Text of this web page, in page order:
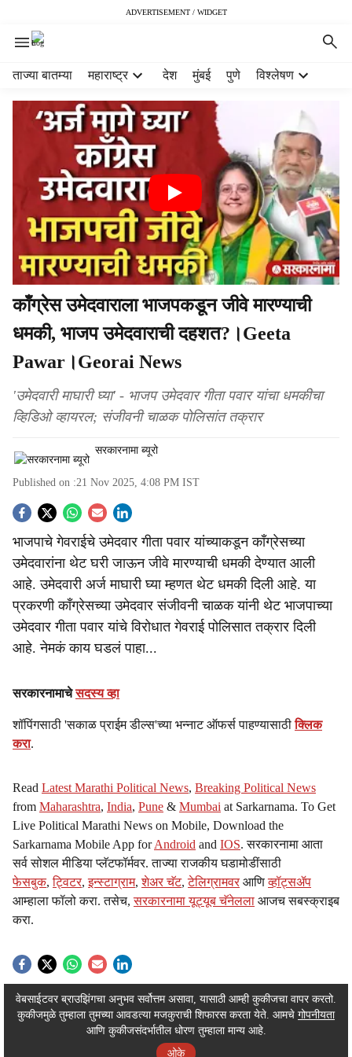
ADVERTISEMENT / WIDGET
ताज्या बातम्या महाराष्ट्र देश मुंबई पुणे विश्लेषण
काँग्रेस उमेदवाराला भाजपकडून जीवे मारण्याची
धमकी, भाजप उमेदवाराची दहशत?।Geeta
Pawar।Georai News
'उमेदवारी माघारी घ्या' - भाजप उमेदवार गीता पवार यांचा धमकीचा
व्हिडिओ व्हायरल; संजीवनी चाळक पोलिसांत तक्रार
सरकारनामा ब्यूरो
Published on :21 Nov 2025, 4:08 PM IST
S
o
c
i
a
h
r
e
भाजपाचे गेवराईचे उमेदवार गीता पवार यांच्याकडून काँग्रेसच्या
उमेदवारांना थेट घरी जाऊन जीवे मारण्याची धमकी देण्यात आली
आहे. उमेदवारी अर्ज माघारी घ्या म्हणत थेट धमकी दिली आहे. या
प्रकरणी काँग्रेसच्या उमेदवार संजीवनी चाळक यांनी थेट भाजपाच्या
उमेदवार गीता पवार यांचे विरोधात गेवराई पोलिसात तक्रार दिली
आहे. नेमकं काय घडलं पाहा...
सरकारनामाचेसदस्य व्हा
शॉपिंगसाठी 'सकाळ प्राईम डील्स'च्या भन्नाट ऑफर्स पाहण्यासाठीक्लिक
करा.
Read Latest Marathi Political News, Breaking Political News
from Maharashtra, India, Pune & Mumbai at Sarkarnama. To Get
Live Political Marathi News on Mobile, Download the
Sarkarnama Mobile App forAndroid and IOS. सरकारनामा आता
सर्व सोशल मीडिया प्लॅटफॉर्मवर. ताज्या राजकीय घडामोडींसाठी
फेसबुक,ट्विटर,इन्स्टाग्राम,शेअर चॅट,टेलिग्रामवर आणिव्हॉट्सॲप
आम्हाला फॉलो करा. तसेच,सरकारनामा यूट्यूब चॅनेलला आजच सबस्क्राइब
करा.
ADVERTISEMENT / WIDGET
ADVERTISEMENT / WIDGET
वेबसाईटवर ब्राउझिंगचा अनुभव सर्वोत्तम असावा, यासाठी आम्ही कुकीजचा वापर करतो.
कुकीजमुळे तुम्हाला तुमच्या आवडत्या मजकुराची शिफारस करता येते. आमचे गोपनीयता
आणि कुकीजसंदर्भातील धोरण तुम्हाला मान्य आहे.
ओके